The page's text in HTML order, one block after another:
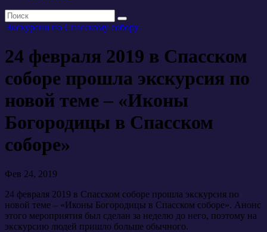
Экскурсии по Спасскому собору
24 февраля 2019 в Спасском
соборе прошла экскурсия по
новой теме – «Иконы
Богородицы в Спасском
соборе»
Фев 24, 2019
24 февраля 2019 в Спасском соборе прошла экскурсия по
новой теме – «Иконы Богородицы в Спасском соборе». Анонс
этого мероприятия был сделан за неделю до него, поэтому на
экскурсию людей пришло больше обычного.